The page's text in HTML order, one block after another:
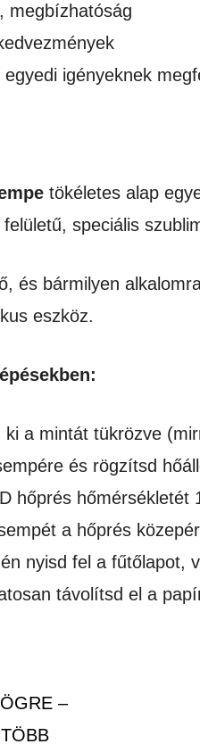
megbízhatóság
igényeknek
tökéletes alap
speciális
és bármilyen
eszköz.
ki a mintát tükrözve
és rögzítsd
hőprés hőmérsékletét
a hőprés
nyisd fel a fűtőlapot,
távolítsd el a